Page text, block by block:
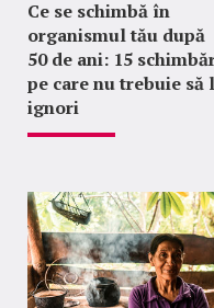
Ce se schimbă în
organismul tău după
50 de ani: 15
pe care nu trebuie să
ignori